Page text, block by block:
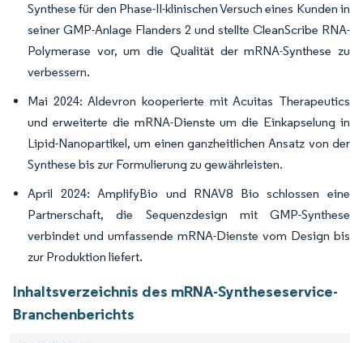
Synthese für den Phase-II-klinischen Versuch eines Kunden in
seiner GMP-Anlage Flanders 2 und stellte CleanScribe RNA-
Polymerase vor, um die Qualität der mRNA-Synthese zu
verbessern.
Mai 2024: Aldevron kooperierte mit Acuitas Therapeutics
und erweiterte die mRNA-Dienste um die Einkapselung in
Lipid-Nanopartikel, um einen ganzheitlichen Ansatz von der
Synthese bis zur Formulierung zu gewährleisten.
April 2024: AmplifyBio und RNAV8 Bio schlossen eine
Partnerschaft, die Sequenzdesign mit GMP-Synthese
verbindet und umfassende mRNA-Dienste vom Design bis
zur Produktion liefert.
Inhaltsverzeichnis des mRNA-Syntheseservice-
Branchenberichts